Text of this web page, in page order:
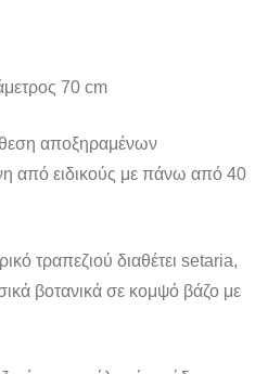
70 cm
αποξηραμένων
από ειδικούς με πάνω από 40
τραπεζιού διαθέτει setaria,
βοτανικά σε κομψό βάζο με